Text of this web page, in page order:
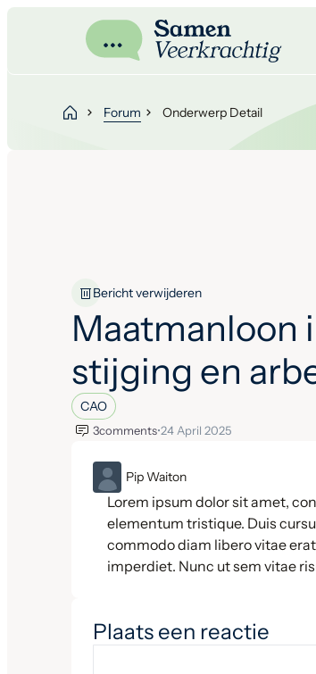
Forum Onderwerp Detail
Bericht verwijderen
Maatmanloon
stijging en
CAO
3comments•24 April 2025
ML Pip Waiton
Lorem ipsum dolor sit amet,
elementum tristique. Duis
commodo diam libero vitae
imperdiet. Nunc ut sem vitae
Plaats een reactie